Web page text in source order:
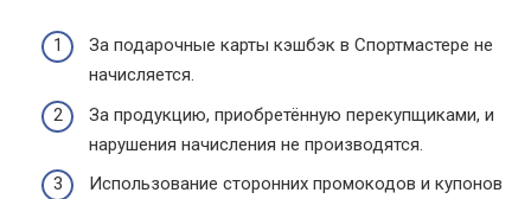
За подарочные карты кэшбэк в Спортмастере не
начисляется.
За продукцию, приобретённую перекупщиками, и
нарушения начисления не производятся.
Использование сторонних промокодов и купонов